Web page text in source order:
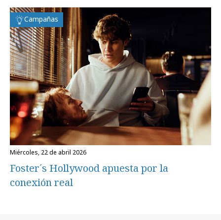
Campañas
miércoles, 22 de abril 2026
Foster´s Hollywood apuesta por la
conexión real